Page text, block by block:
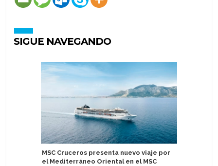
SIGUE NAVEGANDO
MSC Cruceros presenta nuevo viaje por
el Mediterráneo Oriental en el MSC